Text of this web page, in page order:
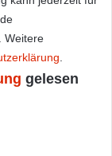
Weitere
.
gelesen